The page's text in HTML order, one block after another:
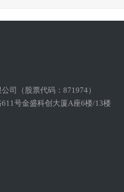
司（股票代码：871974）
号金盛科创大厦A座6楼/13楼